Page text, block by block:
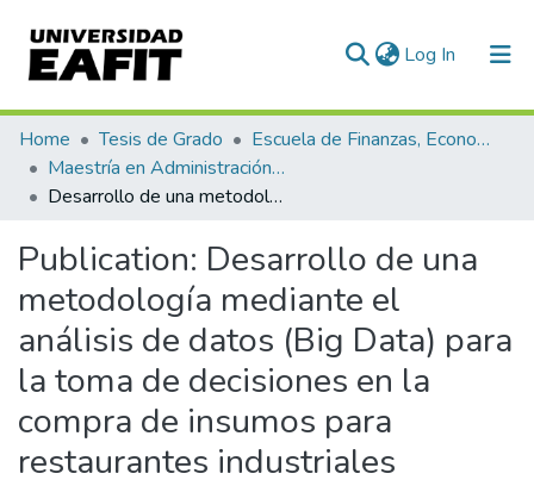
Log In (current)
Communities & Collections
All of DSpace
Home Tesis de Grado
Escuela de Finanzas, Economía y Gobierno
Maestría en Administración Financiera (tesis)
Desarrollo de una metodología mediante el análisis de datos (Big Data) para la toma de decisiones en la compra de insumos para restaurantes industriales
Publication: Desarrollo de una
metodología mediante el
análisis de datos (Big Data) para
la toma de decisiones en la
compra de insumos para
restaurantes industriales